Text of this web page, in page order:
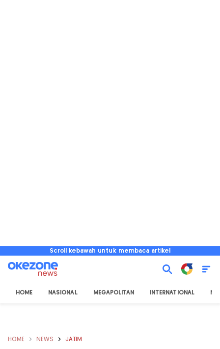
Scroll kebawah untuk membaca artikel
HOME NASIONAL MEGAPOLITAN INTERNATIONAL
HOME NEWS JATIM